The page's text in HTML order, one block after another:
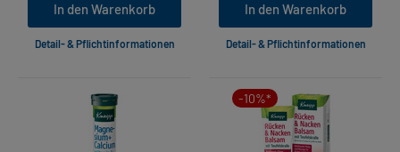
In den Warenkorb
Detail- & Pflichtinformationen
In den Warenkorb
Detail- & Pflichtinformationen
-10%*